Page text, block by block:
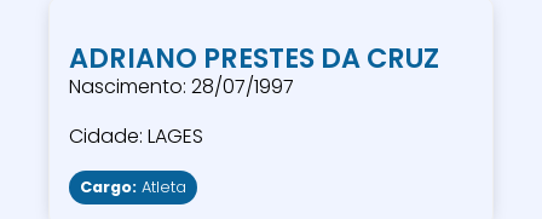
ADRIANO PRESTES DA CRUZ
Nascimento: 28/07/1997
Cidade: LAGES
Cargo: Atleta